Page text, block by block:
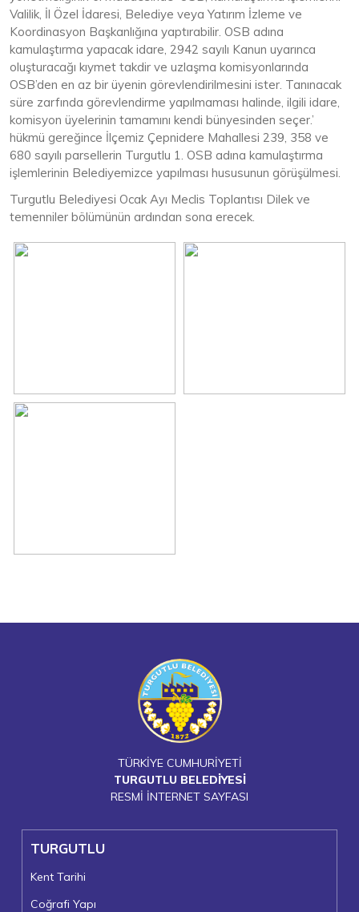
Valilik, İl Özel İdaresi, Belediye veya Yatırım İzleme ve
Koordinasyon Başkanlığına yaptırabilir. OSB adına
kamulaştırma yapacak idare, 2942 sayılı Kanun uyarınca
oluşturacağı kıymet takdir ve uzlaşma komisyonlarında
OSB’den en az bir üyenin görevlendirilmesini ister. Tanınacak
süre zarfında görevlendirme yapılmaması halinde, ilgili idare,
komisyon üyelerinin tamamını kendi bünyesinden seçer.’
hükmü gereğince İlçemiz Çepnidere Mahallesi 239, 358 ve
680 sayılı parsellerin Turgutlu 1. OSB adına kamulaştırma
işlemlerinin Belediyemizce yapılması hususunun görüşülmesi.
Turgutlu Belediyesi Ocak Ayı Meclis Toplantısı Dilek ve
temenniler bölümünün ardından sona erecek.
TÜRKİYE CUMHURİYETİ
TURGUTLU BELEDİYESİ
RESMİ İNTERNET SAYFASI
TURGUTLU
Kent Tarihi
Coğrafi Yapı